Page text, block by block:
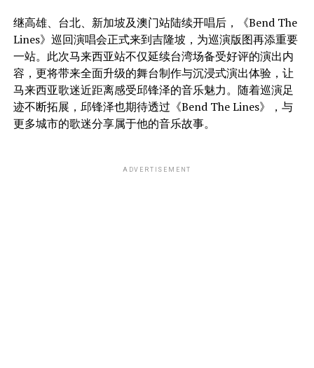
继高雄、台北、新加坡及澳门站陆续开唱后，《Bend The
Lines》巡回演唱会正式来到吉隆坡，为巡演版图再添重要
一站。此次马来西亚站不仅延续台湾场备受好评的演出内
容，更将带来全面升级的舞台制作与沉浸式演出体验，让
马来西亚歌迷近距离感受邱锋泽的音乐魅力。随着巡演足
迹不断拓展，邱锋泽也期待透过《Bend The Lines》，与
更多城市的歌迷分享属于他的音乐故事。
ADVERTISEMENT